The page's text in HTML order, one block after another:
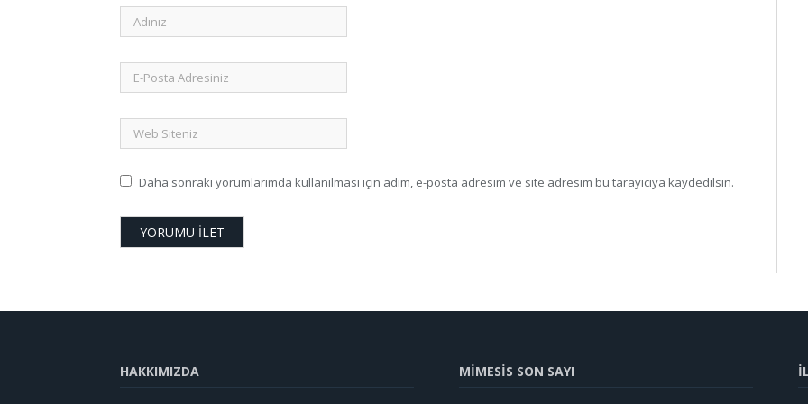
Daha sonraki yorumlarımda kullanılması için adım, e-posta adresim ve site adresim bu tarayıcıya kaydedilsin.
HAKKIMIZDA MİMESİS SON SAYI